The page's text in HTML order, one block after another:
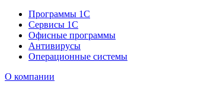
Программы 1С
Сервисы 1С
Офисные программы
Антивирусы
Операционные системы
О компании